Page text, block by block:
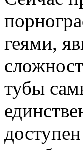
геями,
тубы